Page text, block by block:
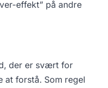
effekt” på andre
der er svært for
at forstå. Som regel